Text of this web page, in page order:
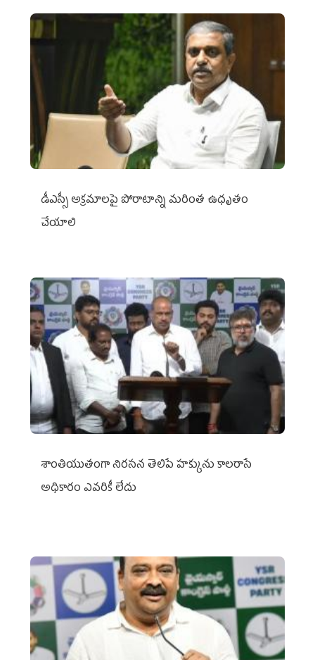
డీఎస్సీ అక్రమాలపై పోరాటాన్ని మరింత ఉధృతం
చేయాలి
శాంతియుతంగా నిరసన తెలిపే హక్కును కాలరాసే
అధికారం ఎవరికీ లేదు